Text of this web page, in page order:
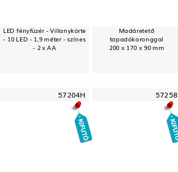
LED fényfüzér - Villanykörte
- 10 LED - 1,9 méter - színes
- 2 x AA
Madáretető
tapadókoronggal
200 x 170 x 90 mm
57204H 57258